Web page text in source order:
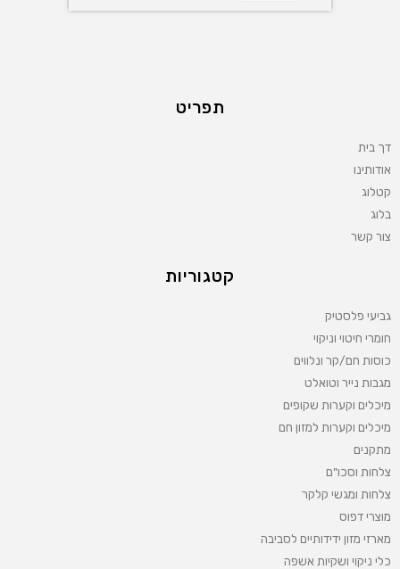
תפריט
דך בית
אודותינו
קטלוג
בלוג
צור קשר
קטגוריות
גביעי פלסטיק
חומרי חיטוי וניקוי
כוסות חם/קר ונלווים
מגבות נייר וטואלט
מיכלים וקערות שקופים
מיכלים וקערות למזון חם
מתקנים
צלחות וסכו"ם
צלחות ומגשי קלקר
מוצרי דפוס
מארזי מזון ידידותיים לסביבה
כלי ניקוי ושקיות אשפה